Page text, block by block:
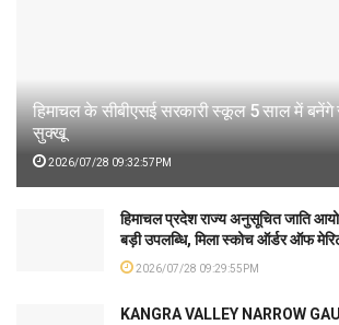
हिमाचल के सीबीएसई सरकारी स्कूल 5 साल में बनेंगे
सुक्खू
2026/07/28 09:32:57PM
हिमाचल प्रदेश राज्य अनुसूचित जाति
बड़ी उपलब्धि, मिला स्कोच ऑर्डर ऑफ
2026/07/28 09:29:55PM
KANGRA VALLEY NARROW